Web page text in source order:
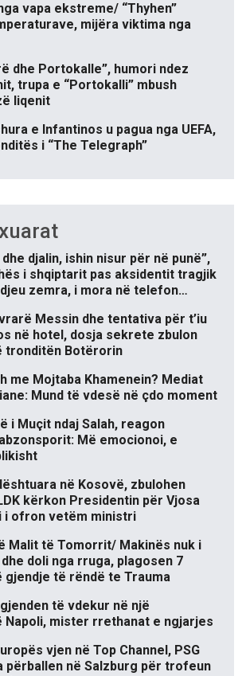
vapa ekstreme/ “Thyhen”
mijëra viktima nga
dhe Portokalle”, humori ndez
trupa e “Portokalli” mbush
liqenit
e Infantinos u pagua nga UEFA,
i “The Telegraph”
dhe djalin, ishin nisur për në punë”,
i shqiptarit pas aksidentit tragjik
zemra, i mora në telefon…
Messin dhe tentativa për t’iu
në hotel, dosja sekrete zbulon
tronditën Botërorin
me Mojtaba Khamenein? Mediat
Mund të vdesë në çdo moment
i Muçit ndaj Salah, reagon
Më emocionoi, e
në Kosovë, zbulohen
kërkon Presidentin për Vjosa
i ofron vetëm ministri
Malit të Tomorrit/ Makinës nuk i
doli nga rruga, plagosen 7
gjendje të rëndë te Trauma
të vdekur në një
Napoli, mister rrethanat e ngjarjes
vjen në Top Channel, PSG
përballen në Salzburg për trofeun